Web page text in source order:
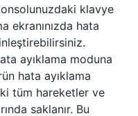
klavye
ekranınızda hata
ayıklama moduna
hata ayıklama
tüm hareketler ve
saklanır. Bu